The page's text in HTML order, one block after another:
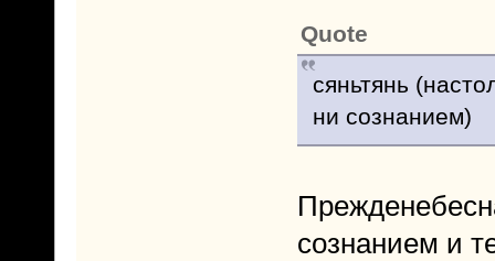
Quote
сяньтянь
ни сознанием)
сознанием и